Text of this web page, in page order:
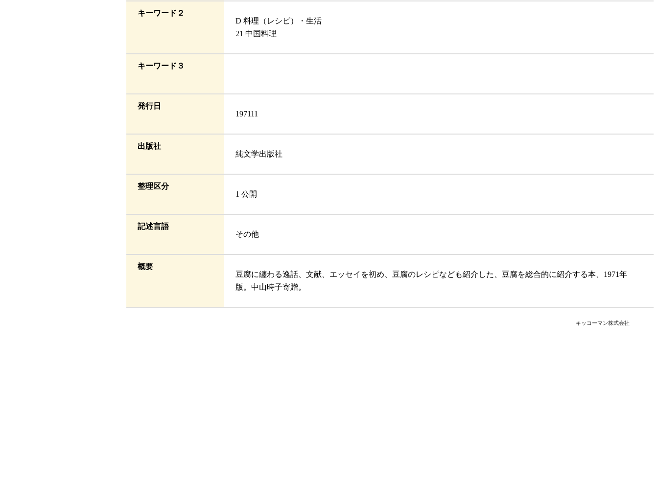
キーワード２
D 料理（レシピ）・生活
21 中国料理
キーワード３
発行日
197111
出版社
純文学出版社
整理区分
1 公開
記述言語
その他
概要
豆腐に纏わる逸話、文献、エッセイを初め、豆腐のレシピなども紹介した、豆腐を総合的に紹介する本、1971年
版。中山時子寄贈。
キッコーマン株式会社